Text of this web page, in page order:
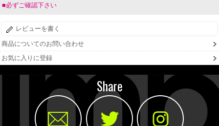
■必ずご確認下さい
レビューを書く
商品についてのお問い合わせ
お気に入りに登録
Share